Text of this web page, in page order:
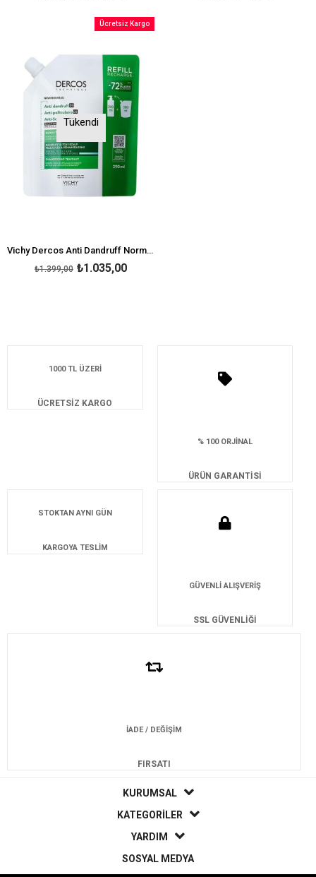
Tükendi
Vichy Dercos Anti Dandruff Normal ve Yağlı Saçlar İçin Kepek Karşıtı Şampuan Refill 390 ml
₺1.035,00
₺1.399,00
Ücretsiz Kargo
1000 TL ÜZERİ
ÜCRETSİZ KARGO
% 100 ORJİNAL
ÜRÜN GARANTİSİ
STOKTAN AYNI GÜN
KARGOYA TESLİM
GÜVENLİ ALIŞVERİŞ
SSL GÜVENLİĞİ
İADE / DEĞİŞİM
FIRSATI
KURUMSAL
KATEGORİLER
YARDIM
SOSYAL MEDYA